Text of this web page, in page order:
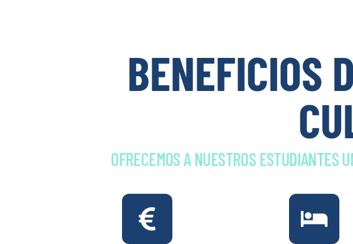
BENEFICIOS
OFRECEMOS A NUESTROS ESTUDIANTES